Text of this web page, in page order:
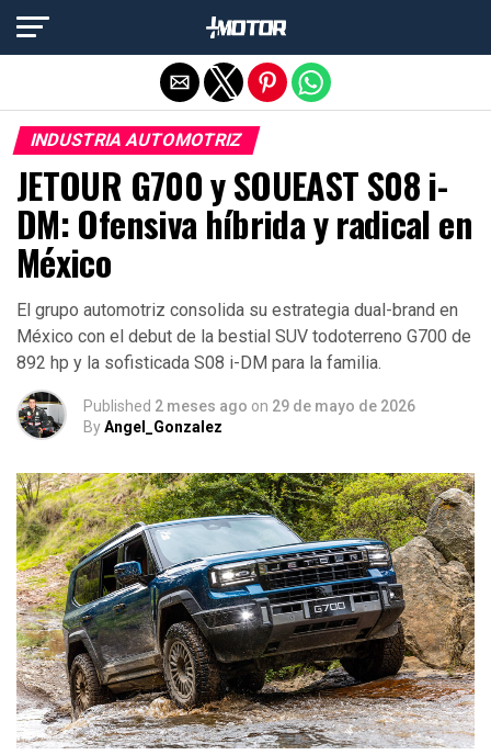
INDUSTRIA AUTOMOTRIZ
JETOUR G700 y SOUEAST S08 i-
DM: Ofensiva híbrida y radical en
México
El grupo automotriz consolida su estrategia dual-brand en
México con el debut de la bestial SUV todoterreno G700 de
892 hp y la sofisticada S08 i-DM para la familia.
Published 2 meses ago on 29 de mayo de 2026
ByAngel_Gonzalez
Salir de la versión móvil